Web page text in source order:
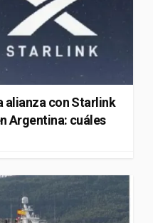
alianza con Starlink
Argentina: cuáles